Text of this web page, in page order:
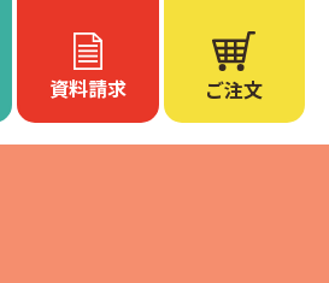
資料請求 ご注文